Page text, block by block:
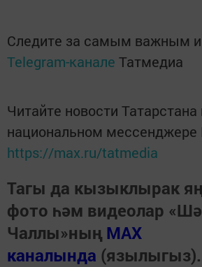
Следите за самым важным
Telegram-канале Татмедиа
Читайте новости Татарстана
национальном мессенджере
https://max.ru/tatmedia
Тагы да кызыклырак
фото һәм видеолар
Чаллы»ның MAX
каналында (язылыгыз).